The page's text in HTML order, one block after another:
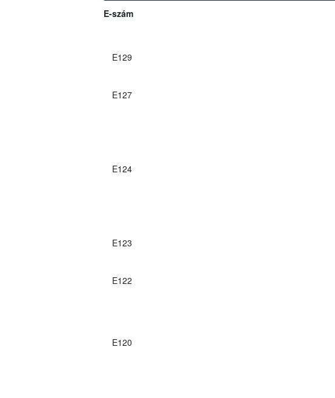
E-szám
E129
E127
E124
E123
E122
E120